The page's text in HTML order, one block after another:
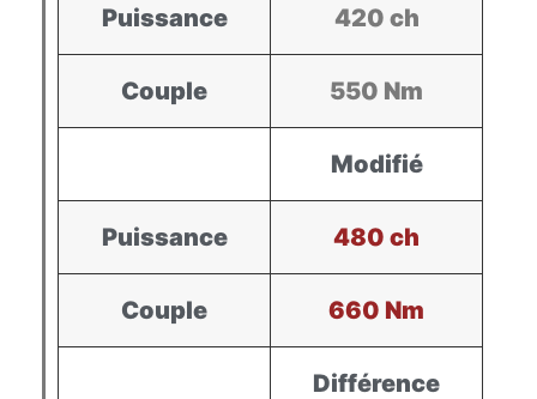
Puissance 420 ch
Couple 550 Nm
Modifié
Puissance 480 ch
Couple 660 Nm
Différence